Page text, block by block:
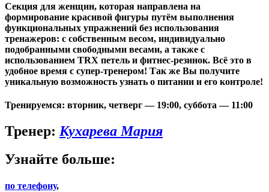
Секция для женщин, которая направлена на
формирование красивой фигуры путём выполнения
функциональных упражнений без использования
тренажеров: с собственным весом, индивидуально
подобранными свободными весами, а также с
использованием TRX петель и фитнес-резинок. Всё это в
удобное время с супер-тренером! Так же Вы получите
уникальную возможность узнать о питании и его контроле!
Тренируемся: вторник, четверг — 19:00, суббота — 11:00
Тренер: Кухарева Мария
Узнайте больше:
по телефону,